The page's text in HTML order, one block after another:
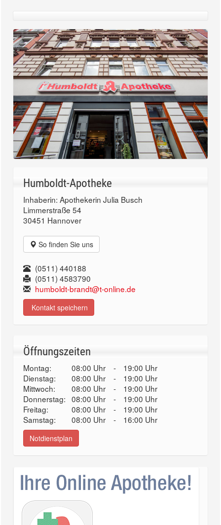
Humboldt-Apotheke
Inhaberin: Apothekerin Julia Busch
Limmerstraße 54
30451 Hannover
So finden Sie uns
(0511) 440188
(0511) 4583790
humboldt-brandt@t-online.de
Kontakt speichern
Öffnungszeiten
Montag: 08:00 Uhr -
19:00 Uhr
Dienstag:
08:00 Uhr -
19:00 Uhr
Mittwoch:
08:00 Uhr -
19:00 Uhr
Donnerstag: 08:00 Uhr -
19:00 Uhr
Freitag:
08:00 Uhr -
19:00 Uhr
Samstag:
08:00 Uhr - 16:00 Uhr
Notdienstplan